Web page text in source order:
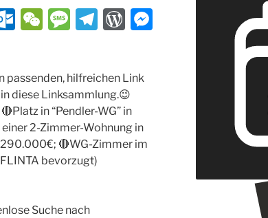
O
o
k.
c
o
m
W
h
at
M
a
g
e
T
gr
a
m
W
P
re
ss
passenden, hilfreichen Link
diese Linksammlung.😉
🔴Platz in “Pendler-WG” in
2-Zimmer-Wohnung in
290.000€; 🔴WG-Zimmer im
bevorzugt)
Suche nach